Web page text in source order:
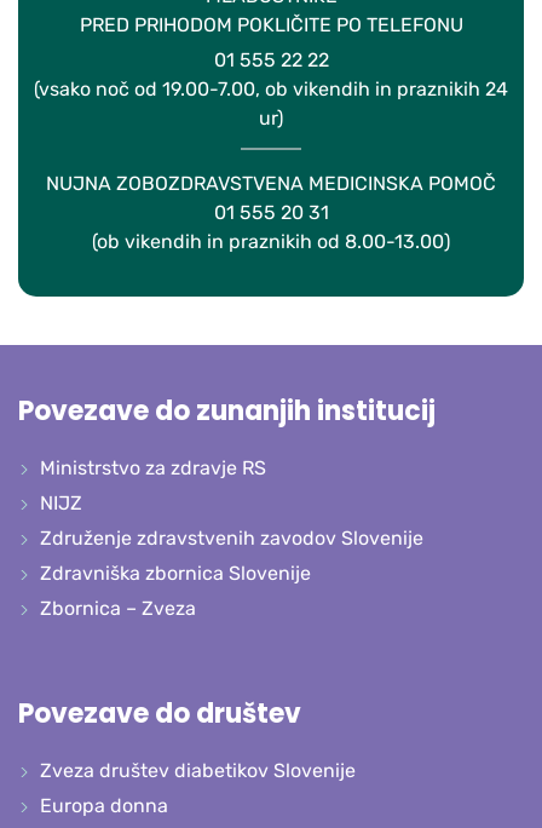
PRED PRIHODOM POKLIČITE PO TELEFONU
01 555 22 22
(vsako noč od 19.00-7.00, ob vikendih in praznikih 24
ur)
NUJNA ZOBOZDRAVSTVENA MEDICINSKA POMOČ
01 555 20 31
(ob vikendih in praznikih od 8.00-13.00)
Povezave do zunanjih institucij
Ministrstvo za zdravje RS
NIJZ
Združenje zdravstvenih zavodov Slovenije
Zdravniška zbornica Slovenije
Zbornica – Zveza
Povezave do društev
Zveza društev diabetikov Slovenije
Europa donna